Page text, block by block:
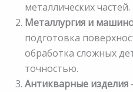
металлических частей.
Металлургия и
подготовка
обработка сложных
точностью.
Антикварные изделия